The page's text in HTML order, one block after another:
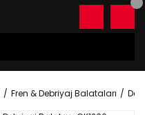
Fren & Debriyaj Balataları